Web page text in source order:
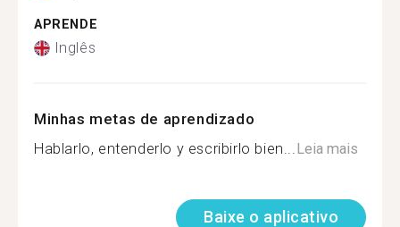
APRENDE
Inglês
Minhas metas de aprendizado
Hablarlo, entenderlo y escribirlo bien...Leia mais
Baixe o aplicativo